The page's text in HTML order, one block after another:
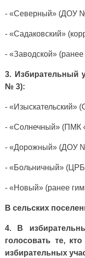
- «Северный» (ДОУ
- «Садаковский»
- «Заводской»
3. Избирательный
№ 3):
-
- «Солнечный» (ПМК
- «Дорожный» (ДОУ
- «Больничный»
- «Новый» (ранее
В сельских
4. В
голосо­вать те,
избирательных